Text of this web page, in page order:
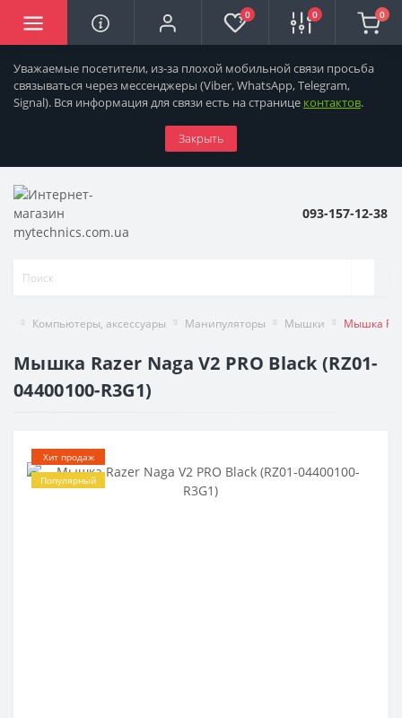
Уважаемые посетители, из-за плохой мобильной связи просьба
связываться через мессенджеры (Viber, WhatsApp, Telegram,
Signal). Вся информация для связи есть на странице контактов.
Закрыть
0 0 0
093-157-12-38
Компьютеры, аксессуары Манипуляторы Мышки Мышка
Мышка Razer Naga V2 PRO Black (RZ01-
04400100-R3G1)
Хит продаж
Популярный